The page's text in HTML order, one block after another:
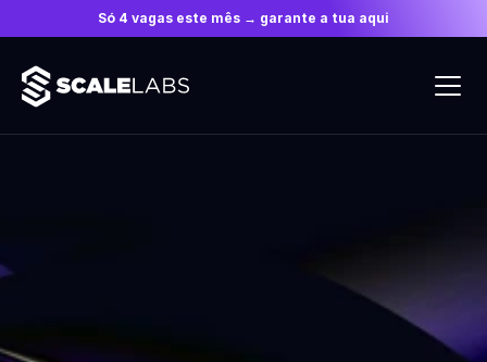
Só 4 vagas este mês → garante a tua aqui